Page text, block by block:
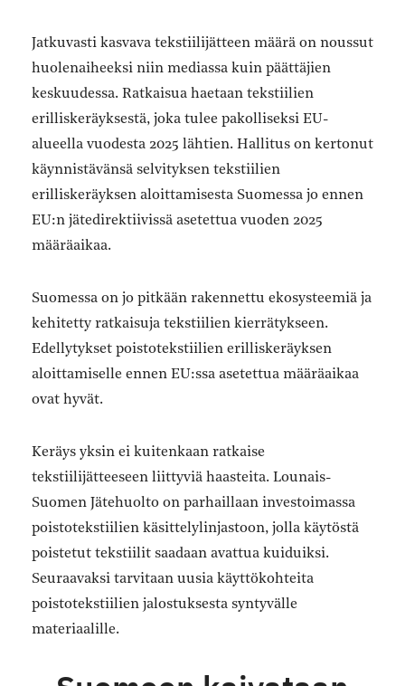
Jatkuvasti kasvava tekstiilijätteen määrä on noussut
huolenaiheeksi niin mediassa kuin päättäjien
keskuudessa. Ratkaisua haetaan tekstiilien
erilliskeräyksestä, joka tulee pakolliseksi EU-
alueella vuodesta 2025 lähtien. Hallitus on kertonut
käynnistävänsä selvityksen tekstiilien
erilliskeräyksen aloittamisesta Suomessa jo ennen
EU:n jätedirektiivissä asetettua vuoden 2025
määräaikaa.
Suomessa on jo pitkään rakennettu ekosysteemiä ja
kehitetty ratkaisuja tekstiilien kierrätykseen.
Edellytykset poistotekstiilien erilliskeräyksen
aloittamiselle ennen EU:ssa asetettua määräaikaa
ovat hyvät.
Keräys yksin ei kuitenkaan ratkaise
tekstiilijätteeseen liittyviä haasteita. Lounais-
Suomen Jätehuolto on parhaillaan investoimassa
poistotekstiilien käsittelylinjastoon, jolla käytöstä
poistetut tekstiilit saadaan avattua kuiduiksi.
Seuraavaksi tarvitaan uusia käyttökohteita
poistotekstiilien jalostuksesta syntyvälle
materiaalille.